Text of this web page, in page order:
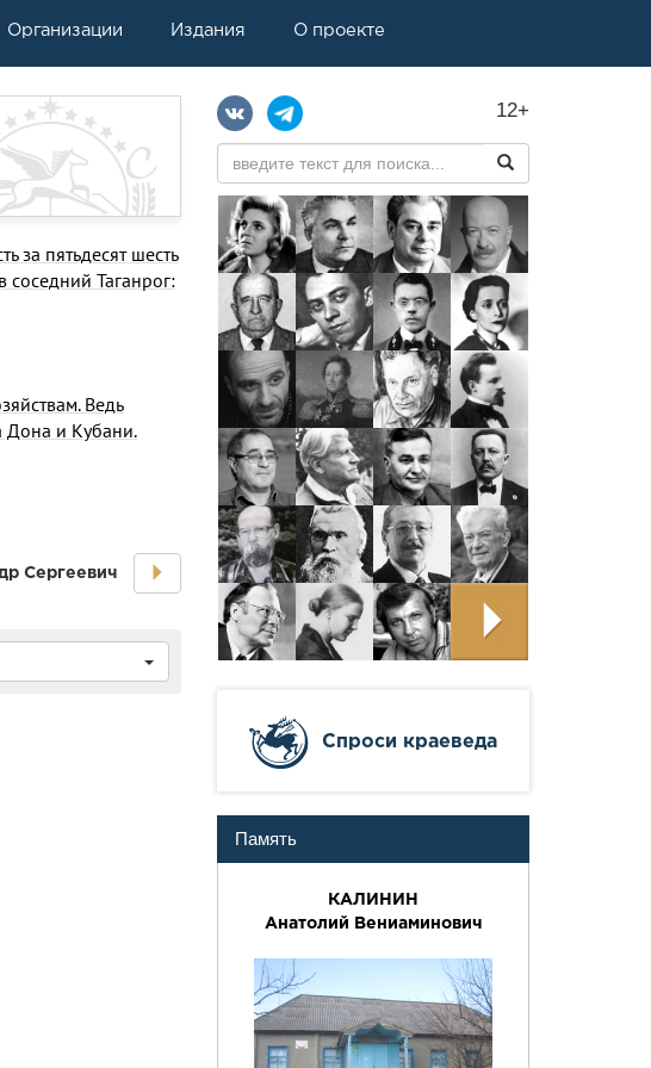
Организации Издания О проекте
за пятьдесят шесть
Таганрог:
Ведь
Дона и Кубани.
Сергеевич
12+
Cпроси краеведа
Память
КАЛИНИН
Анатолий Вениаминович